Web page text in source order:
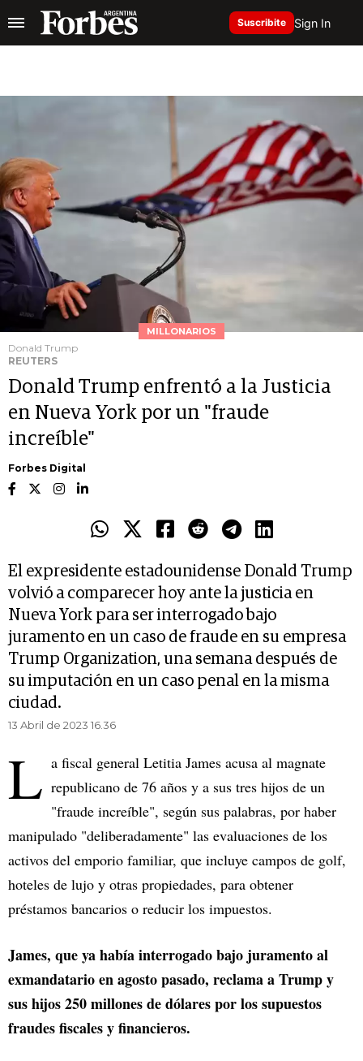
Suscribite Sign In
MILLONARIOS
Donald Trump
REUTERS
Donald Trump enfrentó a la Justicia
en Nueva York por un "fraude
increíble"
Forbes Digital
El expresidente estadounidense Donald Trump
volvió a comparecer hoy ante la justicia en
Nueva York para ser interrogado bajo
juramento en un caso de fraude en su empresa
Trump Organization, una semana después de
su imputación en un caso penal en la misma
ciudad.
13 Abril de 2023 16.36
L a fiscal general Letitia James acusa al magnate
republicano de 76 años y a sus tres hijos de un
"fraude increíble", según sus palabras, por haber
manipulado "deliberadamente" las evaluaciones de los
activos del emporio familiar, que incluye campos de golf,
hoteles de lujo y otras propiedades, para obtener
préstamos bancarios o reducir los impuestos.
James, que ya había interrogado bajo juramento al
exmandatario en agosto pasado, reclama a Trump y
sus hijos 250 millones de dólares por los supuestos
fraudes fiscales y financieros.